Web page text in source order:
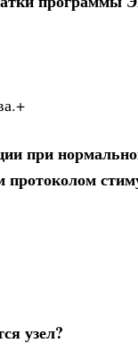
при
узел?